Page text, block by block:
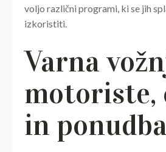
voljo različni programi, ki se jih
izkoristiti.
Varna
motoriste,
in ponudba